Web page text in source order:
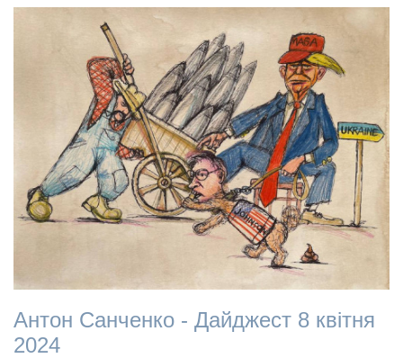
Антон Санченко - Дайджест 8 квітня
2024